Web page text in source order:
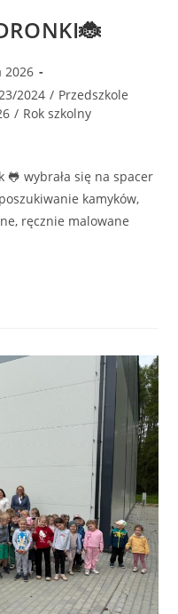
2026
2024 / Przedszkole
/ Rok szkolny
🐸 wybrała się na spacer
kamyków,
ręcznie malowane